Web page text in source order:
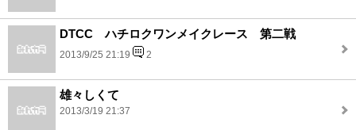
DTCC ハチロクワンメイクレース 第二戦
2013/9/25 21:19 2
雄々しくて
2013/3/19 21:37